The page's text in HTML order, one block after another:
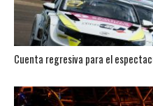
Cuenta regresiva para el